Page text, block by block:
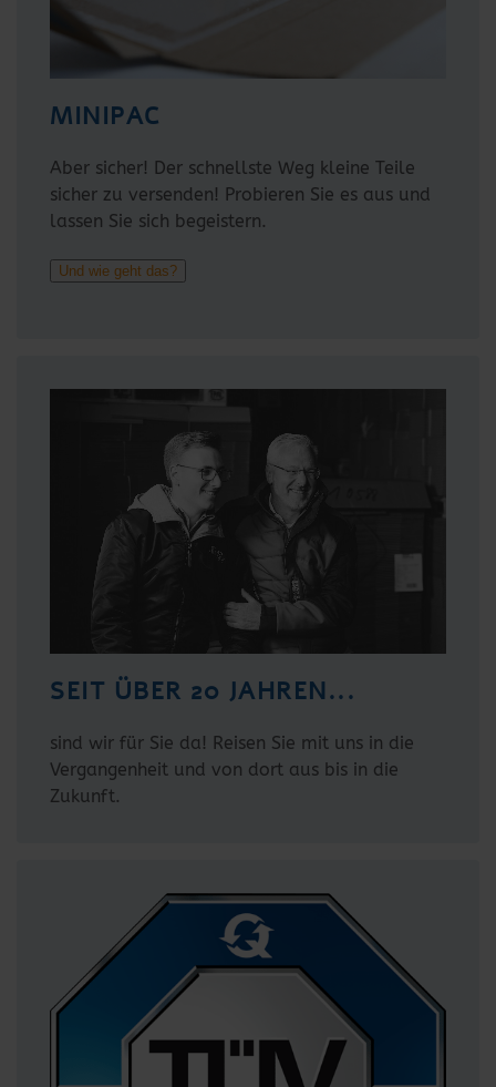
MINIPAC
Aber sicher! Der schnellste Weg kleine Teile
sicher zu versenden! Probieren Sie es aus und
lassen Sie sich begeistern.
Und wie geht das?
SEIT ÜBER 20 JAHREN...
sind wir für Sie da! Reisen Sie mit uns in die
Vergangenheit und von dort aus bis in die
Zukunft.